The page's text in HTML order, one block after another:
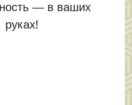
— в ваших
руках!